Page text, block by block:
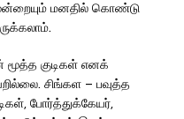
மனதில் கொண்டு
குடிகள் எனக்
சிங்கள – பவுத்த
போர்த்துக்கேயர்,